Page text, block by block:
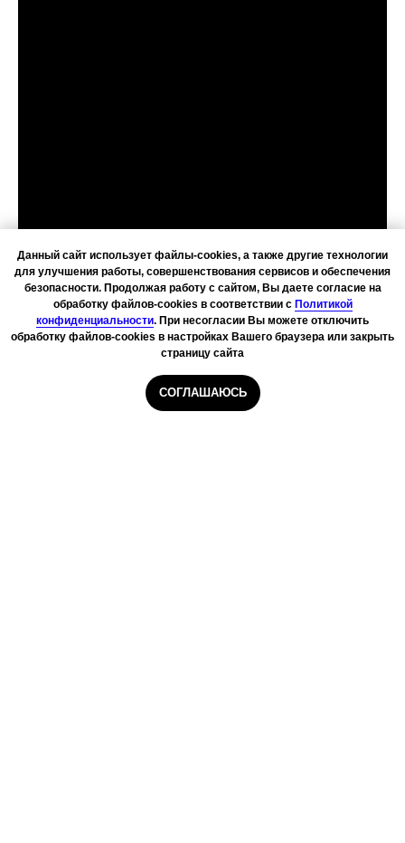
Курьеры Сборщики
Данный сайт использует файлы-cookies, а также другие технологии
для улучшения работы, совершенствования сервисов и обеспечения
безопасности. Продолжая работу с сайтом, Вы даете согласие на
обработку файлов-cookies в соответствии с Политикой
конфиденциальности. При несогласии Вы можете отключить
обработку файлов-cookies в настройках Вашего браузера или закрыть
страницу сайта
СОГЛАШАЮСЬ